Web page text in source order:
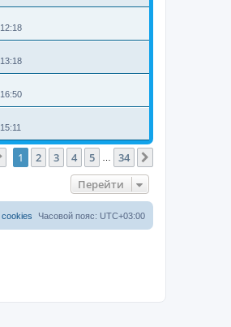
Страница1 из 34
1 2 3 4 5 34
Перейти
Часовой пояс: UTC+03:00
cookies